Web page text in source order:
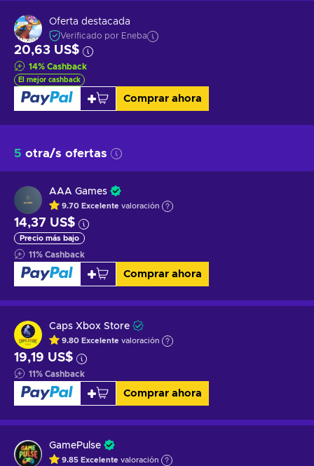
Oferta destacada
Verificado por Eneba
20,63 US$
14% Cashback
El mejor cashback
Comprar ahora
5 otra/s ofertas
AAA Games
9.70 Excelente valoración
14,37 US$
Precio más bajo
11% Cashback
Comprar ahora
Caps Xbox Store
9.80 Excelente valoración
19,19 US$
11% Cashback
Comprar ahora
GamePulse
9.85 Excelente valoración